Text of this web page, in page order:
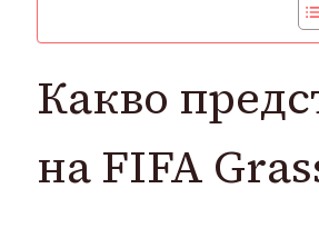
Какво
на FIFA